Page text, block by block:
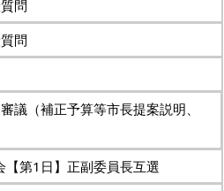
問
問
議（補正予算等市長提案説明、
【第1日】正副委員長互選